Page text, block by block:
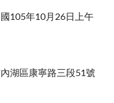
105年10月26日上午
湖區康寧路三段51號